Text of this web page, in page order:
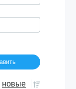
новые